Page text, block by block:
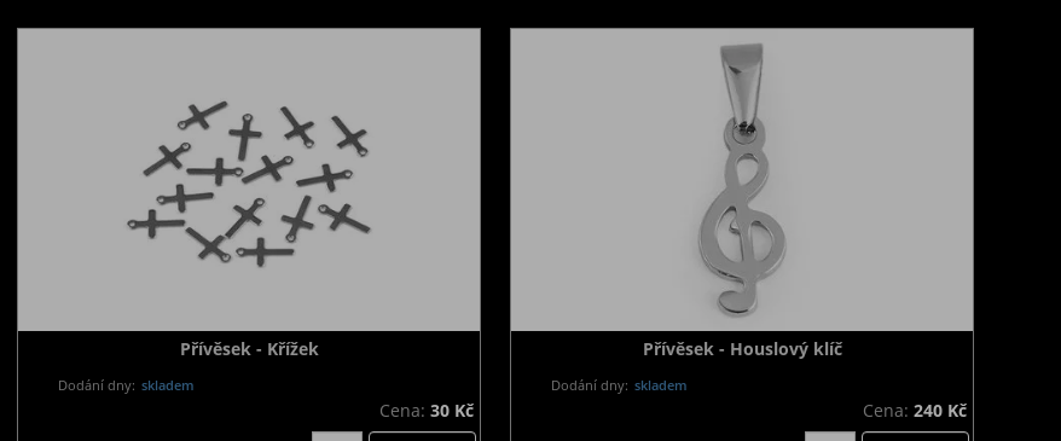
Přívěsek - Křížek
Dodání dny: skladem
Cena: 30 Kč
Přívěsek - Houslový klíč
Dodání dny: skladem
Cena: 240 Kč